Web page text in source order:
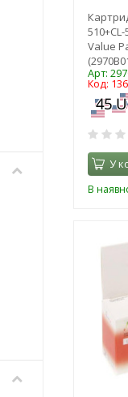
Value
Арт:
Код:
У
В